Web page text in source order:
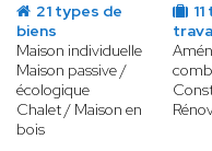
21 types de
biens
Maison individuelle
Maison passive /
écologique
Chalet / Maison en
bois